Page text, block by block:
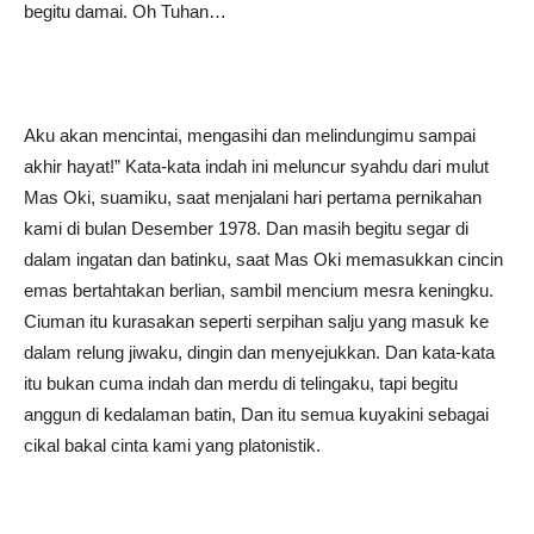
begitu damai. Oh Tuhan…
Aku akan mencintai, mengasihi dan melindungimu sampai
akhir hayat!” Kata-kata indah ini meluncur syahdu dari mulut
Mas Oki, suamiku, saat menjalani hari pertama pernikahan
kami di bulan Desember 1978. Dan masih begitu segar di
dalam ingatan dan batinku, saat Mas Oki memasukkan cincin
emas bertahtakan berlian, sambil mencium mesra keningku.
Ciuman itu kurasakan seperti serpihan salju yang masuk ke
dalam relung jiwaku, dingin dan menyejukkan. Dan kata-kata
itu bukan cuma indah dan merdu di telingaku, tapi begitu
anggun di kedalaman batin, Dan itu semua kuyakini sebagai
cikal bakal cinta kami yang platonistik.